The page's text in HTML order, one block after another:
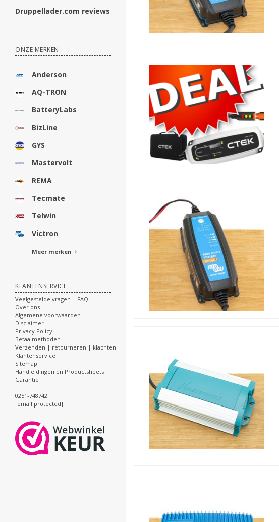
Druppellader.com reviews
ONZE MERKEN
Anderson
AQ-TRON
BatteryLabs
BizLine
GYS
Mastervolt
REMA
Tecmate
Telwin
Victron
Meer merken
KLANTENSERVICE
Veelgestelde vragen | FAQ
Over ons
Algemene voorwaarden
Disclaimer
Privacy Policy
Betaalmethoden
Verzenden | retourneren | klachten
Klantenservice
Sitemap
Handleidingen en Productsheets
Garantie
0251-748742
[email protected]